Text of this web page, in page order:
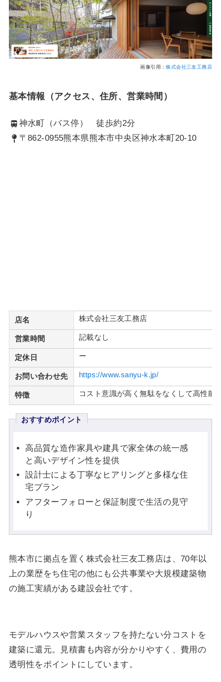
画像引用：株式会社三友工務店
基本情報（アクセス、住所、営業時間）
神水町（バス停） 徒歩約2分
〒862-0955熊本県熊本市中央区神水本町20-10
店名 株式会社三友工務店
営業時間 記載なし
定休日 ー
お問い合わせ先 https://www.sanyu-k.jp/
特徴 コスト意識が高く無駄をなくして高性能
おすすめポイント
高品質な造作家具や建具で家全体の統一感
と高いデザイン性を提供
設計士による丁寧なヒアリングと多様な住
宅プラン
アフターフォローと保証制度で生活の見守
り
熊本市に拠点を置く株式会社三友工務店は、70年以
上の業歴をち住宅の他にも公共事業や大規模建築物
の施工実績がある建設会社です。
モデルハウスや営業スタッフを持たない分コストを
建築に還元。見積書も内容が分かりやすく、費用の
透明性をポイントにしています。